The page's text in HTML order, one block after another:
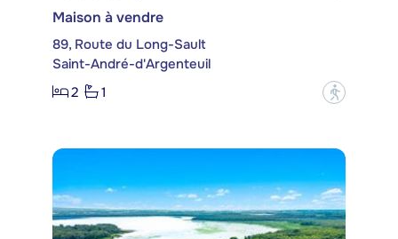
Maison à vendre
89, Route du Long-Sault
Saint-André-d'Argenteuil
2
1 ?